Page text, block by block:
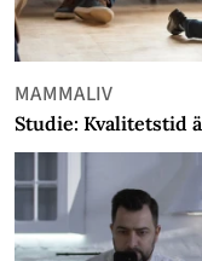
MAMMALIV
Studie: Kvalitetstid